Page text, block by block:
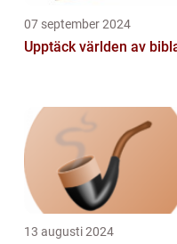
07 september 2024
Upptäck världen av
13 augusti 2024